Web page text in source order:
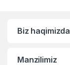
Biz haqimizda
Manzilimiz